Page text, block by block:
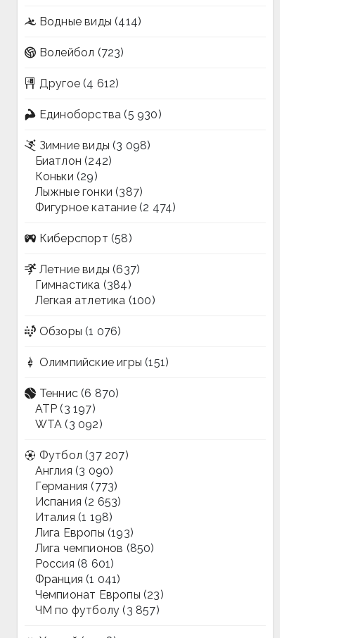
Водные виды (414)
Волейбол (723)
Другое (4 612)
Единоборства (5 930)
Зимние виды (3 098)
Биатлон (242)
Коньки (29)
Лыжные гонки (387)
Фигурное катание(2 474)
Киберспорт (58)
Летние виды (637)
Гимнастика (384)
Легкая атлетика (100)
Обзоры (1 076)
Олимпийские игры (151)
Теннис (6 870)
ATP (3 197)
WTA (3 092)
Футбол (37 207)
Англия (3 090)
Германия (773)
Испания (2 653)
Италия (1 198)
Лига Европы (193)
Лига чемпионов (850)
Россия (8 601)
Франция (1 041)
Чемпионат Европы (23)
ЧМ по футболу (3 857)